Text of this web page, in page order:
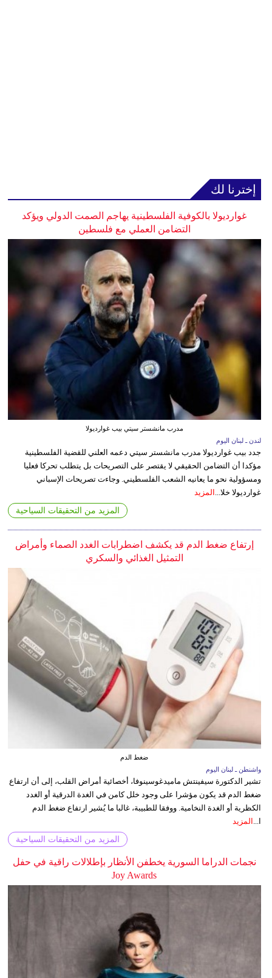
إخترنا لك
غوارديولا بالكوفية الفلسطينية يهاجم الصمت الدولي ويؤكد
التضامن العملي مع فلسطين
مدرب مانشستر سيتي بيب غوارديولا
لندن ـ لبنان اليوم
جدد بيب غوارديولا مدرب مانشستر سيتي دعمه العلني للقضية الفلسطينية
مؤكدا أن التضامن الحقيقي لا يقتصر على التصريحات بل يتطلب تحركا فعليا
ومسؤولية نحو ما يعانيه الشعب الفلسطيني. وجاءت تصريحات الإسباني
غوارديولا خلا...
المزيد
المزيد من التحقيقات السياحية
إرتفاع ضغط الدم قد يكشف اضطرابات الغدد الصماء وأمراض
التمثيل الغذائي والسكري
ضغط الدم
واشنطن ـ لبنان اليوم
تشير الدكتورة سيفينتش ماميدغوسينوفا، أخصائية أمراض القلب، إلى أن ارتفاع
ضغط الدم قد يكون مؤشرا على وجود خلل كامن في الغدة الدرقية أو الغدد
الكظرية أو الغدة النخامية. ووفقا للطبيبة، غالبا ما يُشير ارتفاع ضغط الدم
ا... المزيد
المزيد من التحقيقات السياحية
نجمات الدراما السورية يخطفن الأنظار بإطلالات راقية في حفل
Joy Awards